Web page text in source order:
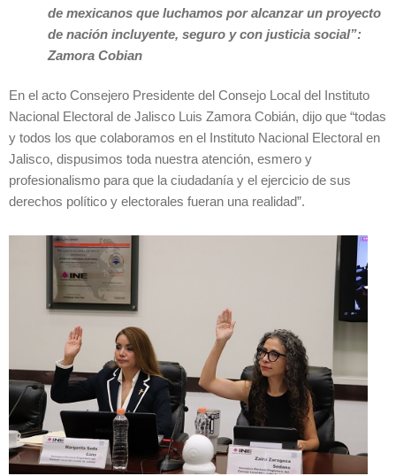
de mexicanos que luchamos por alcanzar un proyecto
de nación incluyente, seguro y con justicia social”:
Zamora Cobian
En el acto Consejero Presidente del Consejo Local del Instituto
Nacional Electoral de Jalisco Luis Zamora Cobián, dijo que “todas
y todos los que colaboramos en el Instituto Nacional Electoral en
Jalisco, dispusimos toda nuestra atención, esmero y
profesionalismo para que la ciudadanía y el ejercicio de sus
derechos político y electorales fueran una realidad”.